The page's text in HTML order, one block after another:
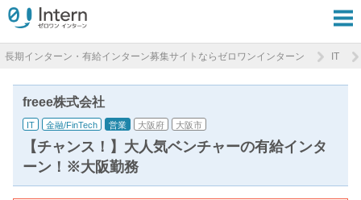
長期インターン・有給インターン募集サイトならゼロワンインターン IT
freee株式会社
IT 金融/FinTech 営業 大阪府 大阪市
【チャンス！】大人気ベンチャーの有給インタ
ーン！※大阪勤務